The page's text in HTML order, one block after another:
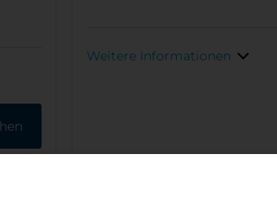
Weitere Informationen